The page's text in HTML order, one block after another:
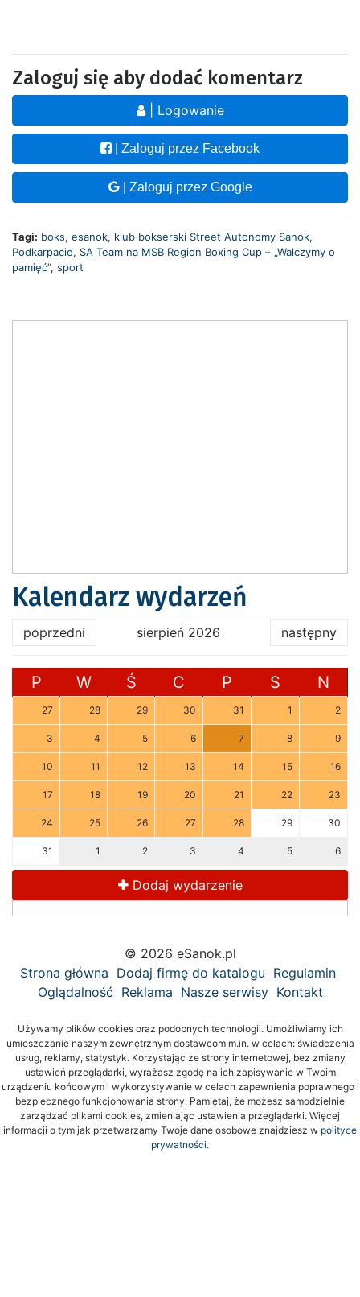
Zaloguj się aby dodać komentarz
| Logowanie
| Zaloguj przez Facebook
| Zaloguj przez Google
Tagi: boks, esanok, klub bokserski Street Autonomy Sanok,
Podkarpacie, SA Team na MSB Region Boxing Cup – „Walczymy o
pamięć”, sport
Kalendarz wydarzeń
poprzedni sierpień 2026 następny
P W Ś C P S N
27 28 29 30 31 1 2
3 4 5 6 7 8 9
10 11 12 13 14 15 16
17 18 19 20 21 22 23
24 25 26 27 28 29 30
31 1 2 3 4 5 6
Dodaj wydarzenie
© 2026 eSanok.pl
Strona główna Dodaj firmę do katalogu Regulamin
Oglądalność Reklama Nasze serwisy Kontakt
Używamy plików cookies oraz podobnych technologii. Umożliwiamy ich
umieszczanie naszym zewnętrznym dostawcom m.in. w celach: świadczenia
usług, reklamy, statystyk. Korzystając ze strony internetowej, bez zmiany
ustawień przeglądarki, wyrażasz zgodę na ich zapisywanie w Twoim
urządzeniu końcowym i wykorzystywanie w celach zapewnienia poprawnego i
bezpiecznego funkcjonowania strony. Pamiętaj, że możesz samodzielnie
zarządzać plikami cookies, zmieniając ustawienia przeglądarki. Więcej
informacji o tym jak przetwarzamy Twoje dane osobowe znajdziesz w polityce
prywatności.